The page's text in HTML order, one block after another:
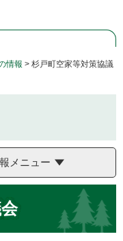
情報 > 杉戸町空家等対策協議
メニュー